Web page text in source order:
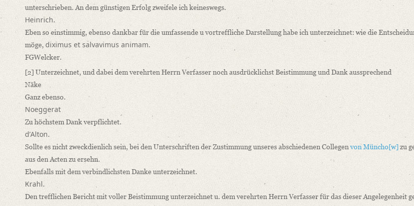
Strahl
Meinen verehrten Herren Collegen beehre ich mich, anbei den, dem übernommenen Auftrage gemäß, nach sorgfältiger Erwägung
Language
German
Editors
Bamberg, Claudia
Bürger, Thomas
unterschrieben. An dem günstigen Erfolg zweifele ich keineswegs.
Heinrich.
Eben so einstimmig, ebenso dankbar für die umfassende u vortreffliche Darstellung habe ich unterzeichnet: wie die
möge, diximus et salvavimus animam.
FGWelcker.
[2] Unterzeichnet, und dabei dem verehrten Herrn Verfasser noch ausdrücklichst Beistimmung und Dank aussprechend
Näke
Ganz ebenso.
Noeggerat
Zu höchstem Dank verpflichtet.
dʼAlton.
Sollte es nicht zweckdienlich sein, bei den Unterschriften der Zustimmung unseres abschiedenen Collegenvon Müncho[w]zu
aus den Acten zu ersehn.
Ebenfalls mit dem verbindlichsten Danke unterzeichnet.
Krahl.
Den trefflichen Bericht mit voller Beistimmung unterzeichnet u. dem verehrten Herrn Verfasser für das dieser Angelegenheit